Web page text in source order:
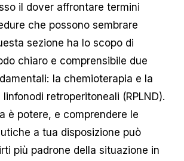
il dover affrontare termini
che possono sembrare
sezione ha lo scopo di
chiaro e comprensibile due
la chemioterapia e la
retroperitoneali (RPLND).
è potere, e comprendere le
a tua disposizione può
più padrone della situazione in